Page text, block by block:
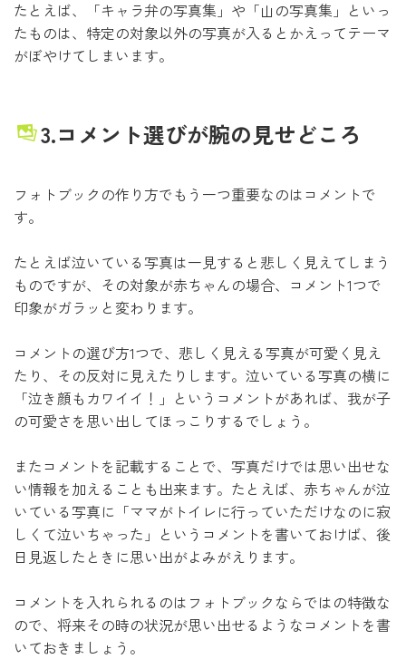
たとえば、「キャラ弁の写真集」や「山の写真集」といっ
たものは、特定の対象以外の写真が入るとかえってテーマ
がぼやけてしまいます。
3.コメント選びが腕の見せどころ
フォトブックの作り方でもう一つ重要なのはコメントで
す。
たとえば泣いている写真は一見すると悲しく見えてしまう
ものですが、その対象が赤ちゃんの場合、コメント1つで
印象がガラッと変わります。
コメントの選び方1つで、悲しく見える写真が可愛く見え
たり、その反対に見えたりします。泣いている写真の横に
「泣き顔もカワイイ！」というコメントがあれば、我が子
の可愛さを思い出してほっこりするでしょう。
またコメントを記載することで、写真だけでは思い出せな
い情報を加えることも出来ます。たとえば、赤ちゃんが泣
いている写真に「ママがトイレに行っていただけなのに寂
しくて泣いちゃった」というコメントを書いておけば、後
日見返したときに思い出がよみがえります。
コメントを入れられるのはフォトブックならではの特徴な
ので、将来その時の状況が思い出せるようなコメントを書
いておきましょう。